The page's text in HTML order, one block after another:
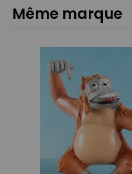
Même marque